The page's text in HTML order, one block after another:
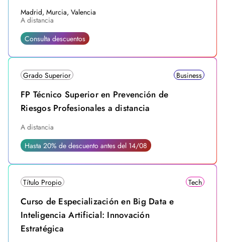
Madrid, Murcia, Valencia
A distancia
Consulta descuentos
Grado Superior Business
FP Técnico Superior en Prevención de
Riesgos Profesionales a distancia
A distancia
Hasta 20% de descuento antes del 14/08
Título Propio Tech
Curso de Especialización en Big Data e
Inteligencia Artificial: Innovación
Estratégica